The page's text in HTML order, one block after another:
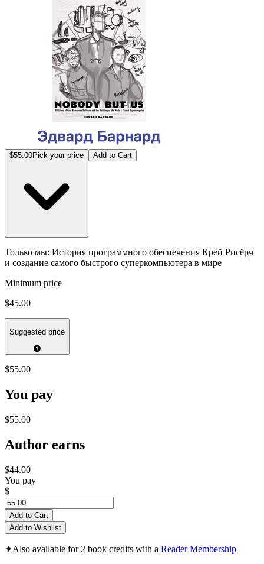
$55.00Pick your price Add to Cart
Только мы: История программного обеспечения Крей Рисёрч
и создание самого быстрого суперкомпьютера в мире
Minimum price
$45.00
Suggested price
$55.00
You pay
$55.00
Author earns
$44.00
You pay
$
Add to Cart
Add to Wishlist
✦Also available for 2 book credits with a Reader Membership